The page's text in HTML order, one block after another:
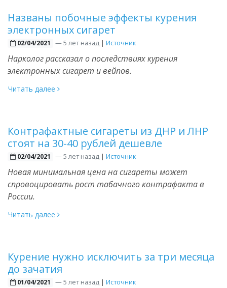
Названы побочные эффекты курения
электронных сигарет
02/04/2021 —5 лет назад | Источник
Нарколог рассказал о последствиях курения
электронных сигарет и вейпов.
Читать далее
Контрафактные сигареты из ДНР и ЛНР
стоят на 30-40 рублей дешевле
02/04/2021 —5 лет назад | Источник
Новая минимальная цена на сигареты может
спровоцировать рост табачного контрафакта в
России.
Читать далее
Курение нужно исключить за три месяца
до зачатия
01/04/2021 —5 лет назад | Источник